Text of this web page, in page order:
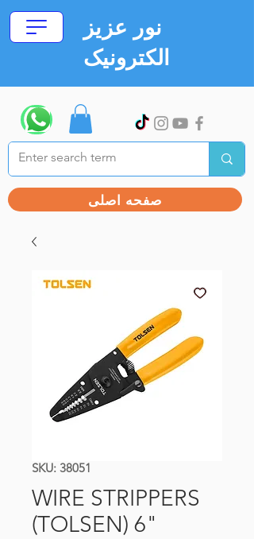
نور عزیز
الکترونیک
صفحه اصلی
SKU: 38051
WIRE STRIPPERS
(TOLSEN) 6"